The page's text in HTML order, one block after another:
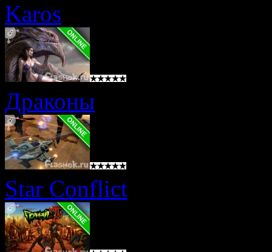
Karos
Драконы
Star Conflict